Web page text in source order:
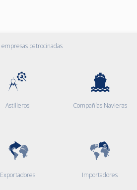
empresas patrocinadas
Astilleros Compañías Navieras
Exportadores Importadores